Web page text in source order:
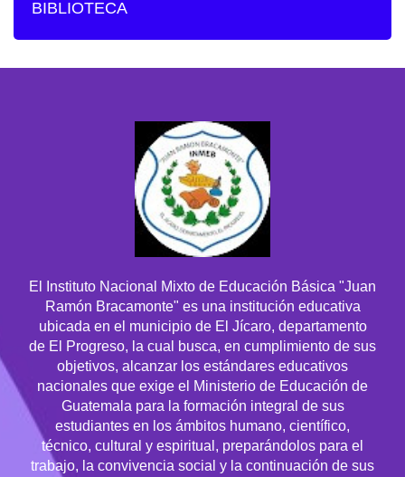
BIBLIOTECA
El Instituto Nacional Mixto de Educación Básica "Juan
Ramón Bracamonte" es una institución educativa
ubicada en el municipio de El Jícaro, departamento
de El Progreso, la cual busca, en cumplimiento de sus
objetivos, alcanzar los estándares educativos
nacionales que exige el Ministerio de Educación de
Guatemala para la formación integral de sus
estudiantes en los ámbitos humano, científico,
técnico, cultural y espiritual, preparándolos para el
trabajo, la convivencia social y la continuación de sus